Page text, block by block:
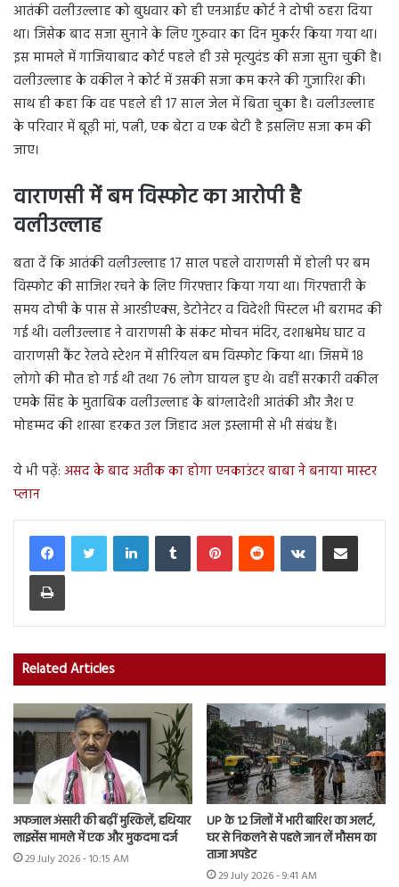
आतंकी वलीउल्लाह को बुधवार को ही एनआईए कोर्ट ने दोषी ठहरा दिया
था। जिसेक बाद सजा सुनाने के लिए गुरुवार का दिन मुकर्रर किया गया था।
इस मामले में गाजियाबाद कोर्ट पहले ही उसे मृत्युदंड की सजा सुना चुकी है।
वलीउल्लाह के वकील ने कोर्ट में उसकी सजा कम करने की गुजारिश की।
साथ ही कहा कि वह पहले ही 17 साल जेल में बिता चुका है। वलीउल्लाह
के परिवार में बूढ़ी मां, पत्नी, एक बेटा व एक बेटी है इसलिए सजा कम की
जाए।
वाराणसी में बम विस्फोट का आरोपी है
वलीउल्लाह
बता दें कि आतंकी वलीउल्लाह 17 साल पहले वाराणसी में होली पर बम
विस्फोट की साजिश रचने के लिए गिरफ्तार किया गया था। गिरफ्तारी के
समय दोषी के पास से आरडीएक्स, डेटोनेटर व विदेशी पिस्टल भी बरामद की
गई थी। वलीउल्लाह ने वाराणसी के संकट मोचन मंदिर, दशाश्वमेध घाट व
वाराणसी कैंट रेलवे स्टेशन में सीरियल बम विस्फोट किया था। जिसमें 18
लोगो की मौत हो गई थी तथा 76 लोग घायल हुए थे। वहीं सरकारी वकील
एमके सिंह के मुताबिक वलीउल्लाह के बांग्लादेशी आतंकी और जैश ए
मोहम्मद की शाखा हरकत उल जिहाद अल इस्लामी से भी संबंध हैं।
ये भी पढ़ें: असद के बाद अतीक का होगा एनकाउंटर बाबा ने बनाया मास्टर
प्लान
LinkedInTumblr PinterestReddit VKontakteShare via Email
Print
Related Articles
अफजाल अंसारी की बढ़ीं मुश्किलें, हथियार
लाइसेंस मामले में एक और मुकदमा दर्ज
29 July 2026 - 10:15 AM
UP के 12 जिलों में भारी बारिश का अलर्ट,
घर से निकलने से पहले जान लें मौसम का
ताजा अपडेट
29 July 2026 - 9:41 AM